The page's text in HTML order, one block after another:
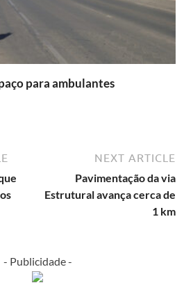
para ambulantes
NEXT ARTICLE
Pavimentação da via
Estrutural avança cerca de
1 km
- Publicidade -